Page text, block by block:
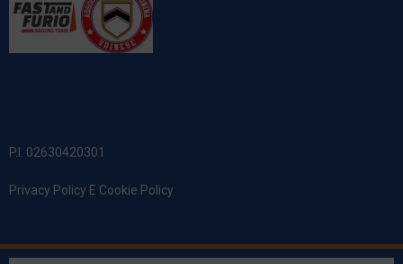
P.I. 02630420301
Privacy Policy E Cookie Policy